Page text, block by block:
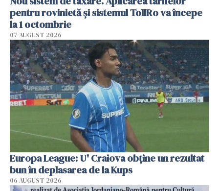
pentru rovinietă şi sistemul TollRo va începe
la 1 octombrie
07 AUGUST 2026
Europa League: U' Craiova obține un rezultat
bun în deplasarea de la Kups
06 AUGUST 2026